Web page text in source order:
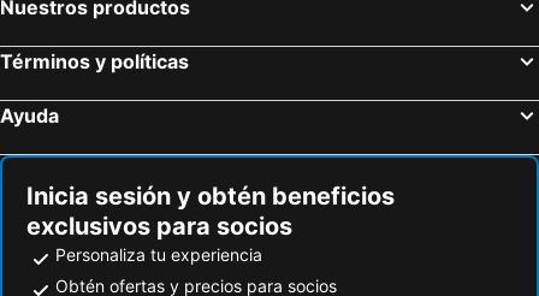
Nuestros productos
Términos y políticas
Ayuda
Inicia sesión y obtén beneficios
exclusivos para socios
Personaliza tu experiencia
Obtén ofertas y precios para socios